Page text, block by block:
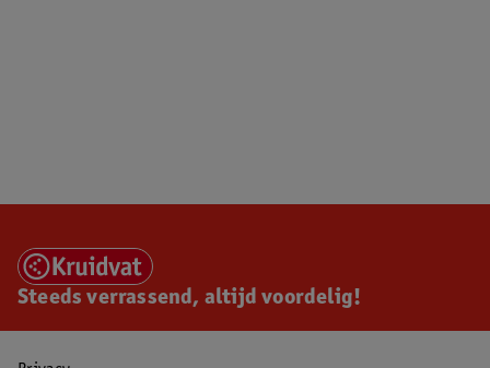
Steeds verrassend, altijd voordelig!